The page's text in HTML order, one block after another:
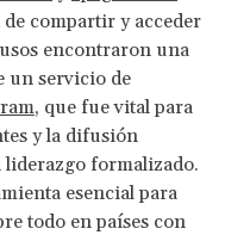
compartir y acceder
encontraron una
un servicio de
, que fue vital para
y la difusión
formalizado.
esencial para
todo en países con